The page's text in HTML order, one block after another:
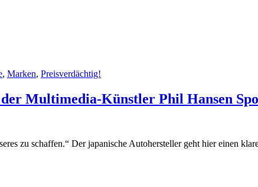
, Marken, Preisverdächtig!
Multimedia-Künstler Phil Hansen
zu schaffen.“ Der japanische Autohersteller geht hier einen